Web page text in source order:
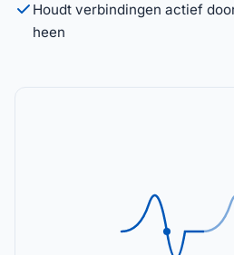
Houdt verbindingen actief
heen